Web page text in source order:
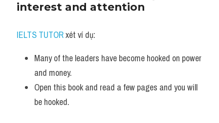
interest and attention
IELTS TUTOR xét ví dụ:
Many of the leaders have become hooked on power
and money.
Open this book and read a few pages and you will
be hooked.